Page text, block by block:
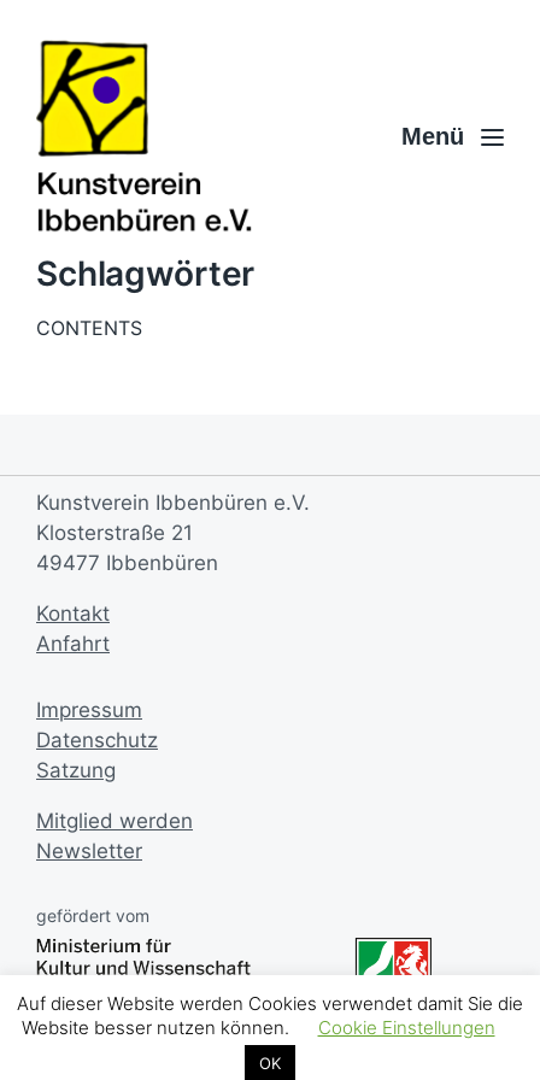
Menü
Schlagwörter
CONTENTS
Kunstverein Ibbenbüren e.V.
Klosterstraße 21
49477 Ibbenbüren
Kontakt
Anfahrt
Impressum
Datenschutz
Satzung
Mitglied werden
Newsletter
gefördert vom
Auf dieser Website werden Cookies verwendet damit Sie die
Website besser nutzen können.
Cookie Einstellungen
OK